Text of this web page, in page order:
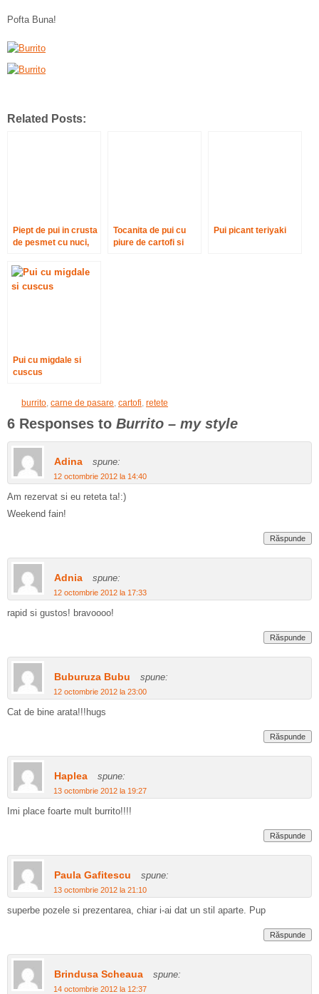
Pofta Buna!
Related Posts:
Piept de pui in crusta
de pesmet cu nuci,
busuioc
Tocanita de pui cu
piure de cartofi si
Pui picant teriyaki
Pui cu migdale si
cuscus
burrito carne de pasare cartofi retete
6 Responses to Burrito – my style
Adina spune:
12 octombrie 2012 la 14:40
Am rezervat si eu reteta ta!:)
Weekend fain!
Răspunde
Adnia spune:
12 octombrie 2012 la 17:33
rapid si gustos! bravoooo!
Răspunde
Buburuza Bubu spune:
12 octombrie 2012 la 23:00
Cat de bine arata!!!hugs
Răspunde
Haplea spune:
13 octombrie 2012 la 19:27
Imi place foarte mult burrito!!!!
Răspunde
Paula Gafitescu spune:
13 octombrie 2012 la 21:10
superbe pozele si prezentarea, chiar i-ai dat un stil aparte. Pup
Răspunde
Brindusa Scheaua spune:
14 octombrie 2012 la 12:37